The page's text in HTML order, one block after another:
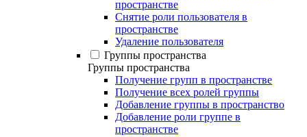
пространстве
Снятие роли пользователя в
пространстве
Удаление пользователя
Группы пространства
Группы пространства
Получение групп в пространстве
Получение всех ролей группы
Добавление группы в пространство
Добавление роли группе в
пространстве